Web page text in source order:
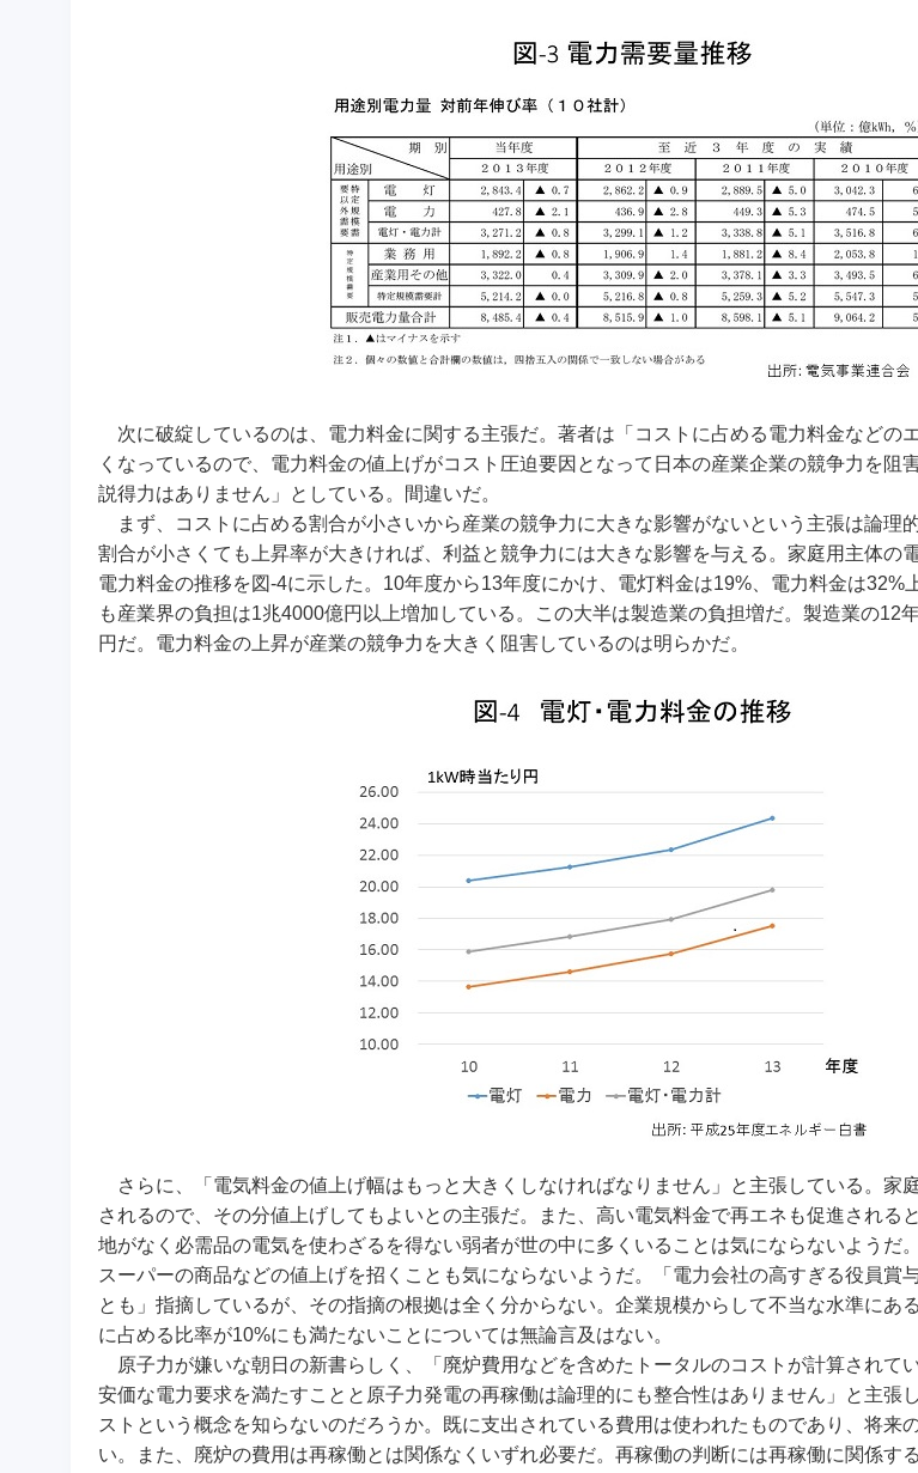
次に破綻しているのは、電力料金に関する主張だ。著者は「コストに占める電力料金などの
くなっているので、電力料金の値上げがコスト圧迫要因となって日本の産業企業の競争力を阻
説得力はありません」としている。間違いだ。
まず、コストに占める割合が小さいから産業の競争力に大きな影響がないという主張は論理
割合が小さくても上昇率が大きければ、利益と競争力には大きな影響を与える。家庭用主体の
電力料金の推移を図-4に示した。10年度から13年度にかけ、電灯料金は19%、電力料金は32%
も産業界の負担は1兆4000億円以上増加している。この大半は製造業の負担増だ。製造業の12
円だ。電力料金の上昇が産業の競争力を大きく阻害しているのは明らかだ。
さらに、「電気料金の値上げ幅はもっと大きくしなければなりません」と主張している。家
されるので、その分値上げしてもよいとの主張だ。また、高い電気料金で再エネも促進される
地がなく必需品の電気を使わざるを得ない弱者が世の中に多くいることは気にならないようだ
スーパーの商品などの値上げを招くことも気にならないようだ。「電力会社の高すぎる役員賞
とも」指摘しているが、その指摘の根拠は全く分からない。企業規模からして不当な水準にあ
に占める比率が10%にも満たないことについては無論言及はない。
原子力が嫌いな朝日の新書らしく、「廃炉費用などを含めたトータルのコストが計算されて
安価な電力要求を満たすことと原子力発電の再稼働は論理的にも整合性はありません」と主張
ストという概念を知らないのだろうか。既に支出されている費用は使われたものであり、将来
い。また、廃炉の費用は再稼働とは関係なくいずれ必要だ。再稼働の判断には再稼働に関係す